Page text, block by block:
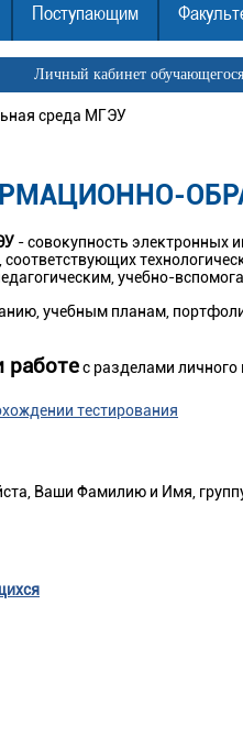
Поступающим
Личный кабинет обучающегося
среда МГЭУ
- совокупность электронных
учебно-
учебным планам,
работес разделами личного
тестирования
Ваши Фамилию и Имя,